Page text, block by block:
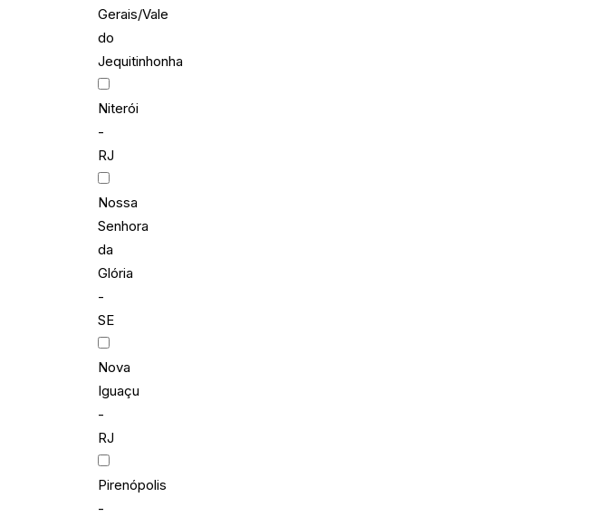
Gerais/Vale
do
Jequitinhonha
Niterói
-
RJ
Nossa
Senhora
da
Glória
-
SE
Nova
Iguaçu
-
RJ
Pirenópolis
-